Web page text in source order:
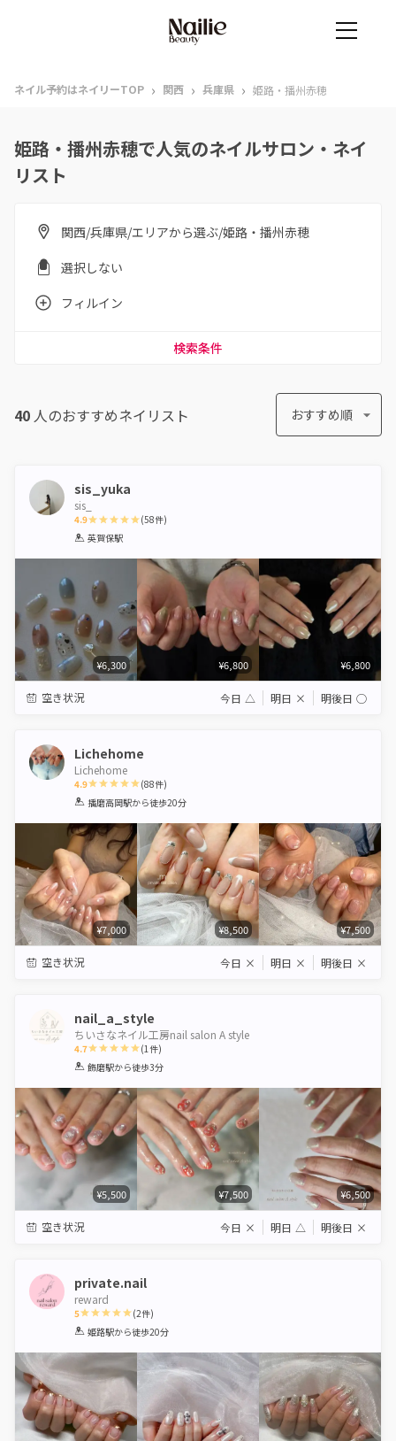
ネイル予約はネイリーTOP › 関西 › 兵庫県 › 姫路・播州赤穂
姫路・播州赤穂で人気のネイルサロン・ネイ
リスト
関西/兵庫県/エリアから選ぶ/姫路・播州赤穂
選択しない
フィルイン
検索条件
40 人のおすすめネイリスト おすすめ順
sis_yuka
sis_
4.9
1 2 3 4
(58件)
英賀保駅
¥6,300 ¥6,800 ¥6,800
空き状況 今日 △ 明日 × 明後日 ◯
Lichehome
Lichehome
4.9
1 2 3 4 5
(88件)
播磨高岡駅から徒歩20分
¥7,000 ¥8,500 ¥7,500
空き状況 今日 × 明日 × 明後日 ×
nail_a_style
ちいさなネイル工房nail salon A style
4.7
1 2 3 4 5
(1件)
飾磨駅から徒歩3分
¥5,500 ¥7,500 ¥6,500
空き状況 今日 × 明日 △ 明後日 ×
private.nail
reward
5
1 2 3 4 5
(2件)
姫路駅から徒歩20分